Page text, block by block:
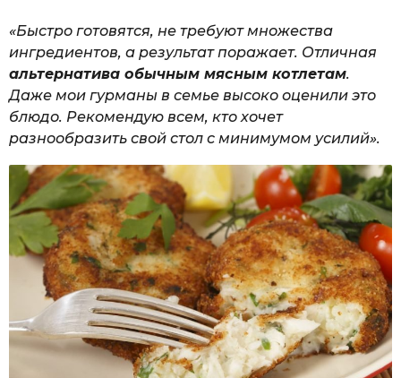
«Быстро готовятся, не требуют множества
ингредиентов, а результат поражает. Отличная
альтернатива обычным мясным котлетам.
Даже мои гурманы в семье высоко оценили это
блюдо. Рекомендую всем, кто хочет
разнообразить свой стол с минимумом усилий».